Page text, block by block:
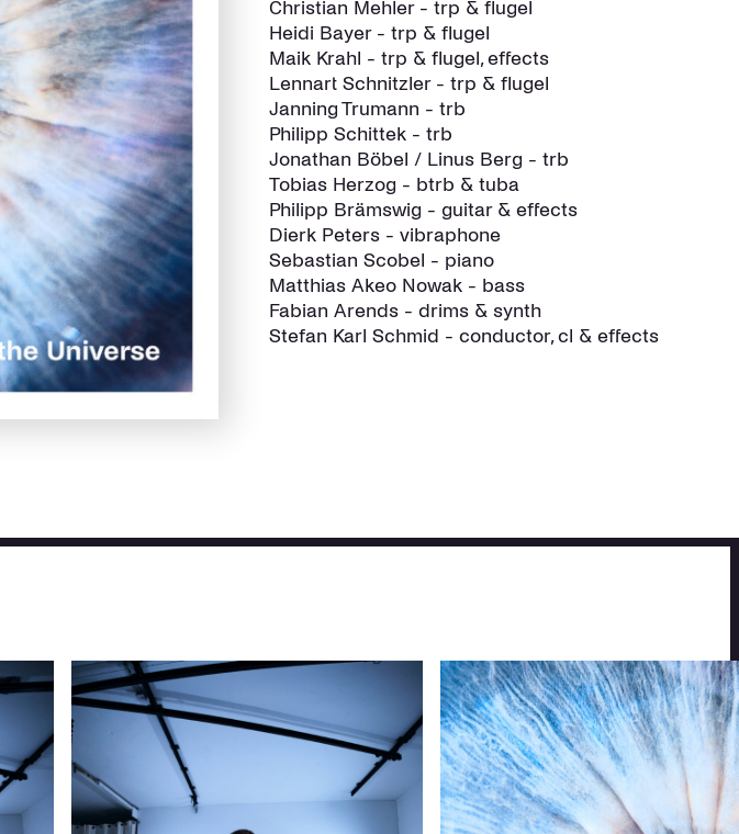
Christian Mehler - trp & flugel
Heidi Bayer - trp & flugel
Maik Krahl - trp & flugel, effects
Lennart Schnitzler - trp & flugel
Janning Trumann - trb
Philipp Schittek - trb
Jonathan Böbel / Linus Berg - trb
Tobias Herzog - btrb & tuba
Philipp Brämswig - guitar & effects
Dierk Peters - vibraphone
Sebastian Scobel - piano
Matthias Akeo Nowak - bass
Fabian Arends - drims & synth
Stefan Karl Schmid - conductor, cl & effects